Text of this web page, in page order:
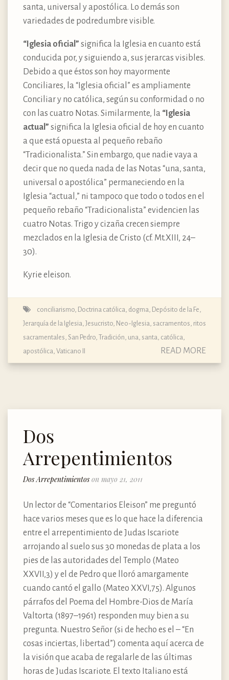
santa, universal y apostólica. Lo demás son
variedades de podredumbre visible.
“Iglesia oficial” significa la Iglesia en cuanto está
conducida por, y siguiendo a, sus jerarcas visibles.
Debido a que éstos son hoy mayormente
Conciliares, la “Iglesia oficial” es ampliamente
Conciliar y no católica, según su conformidad o no
con las cuatro Notas. Similarmente, la “Iglesia
actual” significa la Iglesia oficial de hoy en cuanto
a que está opuesta al pequeño rebaño
“Tradicionalista.” Sin embargo, que nadie vaya a
decir que no queda nada de las Notas “una, santa,
universal o apostólica” permaneciendo en la
Iglesia “actual,” ni tampoco que todo o todos en el
pequeño rebaño “Tradicionalista” evidencien las
cuatro Notas. Trigo y cizaña crecen siempre
mezclados en la Iglesia de Cristo (cf. Mt.XIII, 24–
30).
Kyrie eleison.
conciliarismo Doctrina católica, dogma, Depósito de la Fe
Jerarquía de la Iglesia Jesucristo Neo-Iglesia sacramentos, ritos
sacramentales San Pedro Tradición una, santa, católica,
apostólica Vaticano II READ MORE
Dos
Arrepentimientos
Dos Arrepentimientos on mayo 21, 2011
Un lector de “Comentarios Eleison” me preguntó
hace varios meses que es lo que hace la diferencia
entre el arrepentimiento de Judas Iscariote
arrojando al suelo sus 30 monedas de plata a los
pies de las autoridades del Templo (Mateo
XXVII,3) y el de Pedro que lloró amargamente
cuando cantó el gallo (Mateo XXVI,75). Algunos
párrafos del Poema del Hombre-Dios de María
Valtorta (1897–1961) responden muy bien a su
pregunta. Nuestro Señor (si de hecho es el – “En
cosas inciertas, libertad”) comenta aquí acerca de
la visión que acaba de regalarle de las últimas
horas de Judas Iscariote. El texto Italiano está